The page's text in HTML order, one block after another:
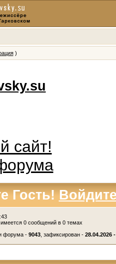
)
сайт!
Гость!
0 сообщений в 0 темах
форума - 9043, зафиксирован - 28.04.2026